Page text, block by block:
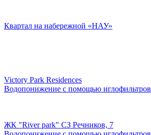
Квартал на набережной «НАУ»
Victory Park Residences
Водопонижение с помощью иглофильтров
ЖК "River park" СЗ Речников, 7